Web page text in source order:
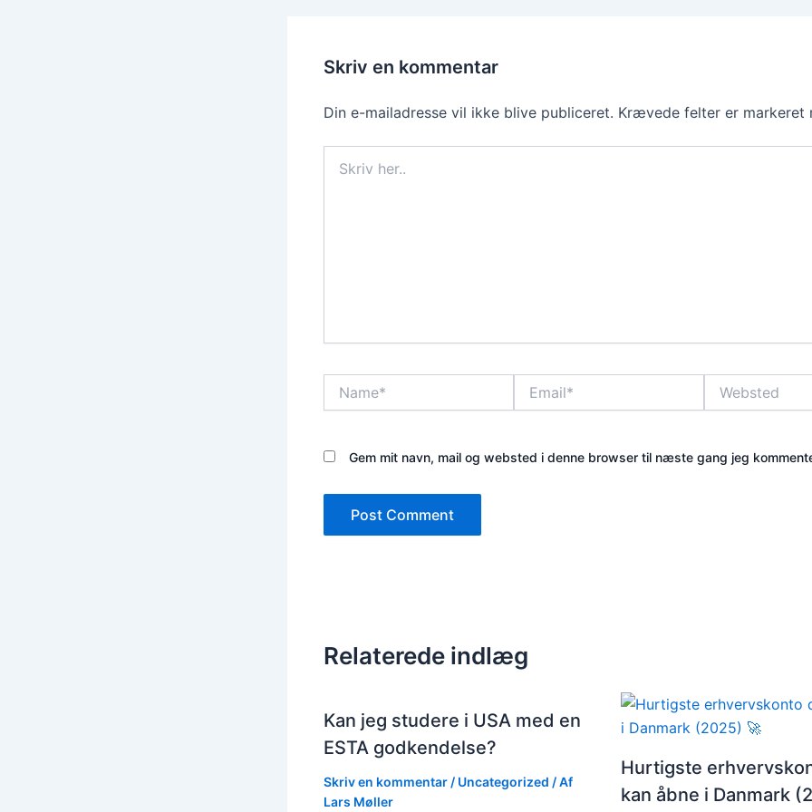
Skriv en kommentar
Din e-mailadresse vil ikke blive publiceret. Krævede felter er markeret
her..
Gem mit navn, mail og websted i denne browser til næste gang jeg
Relaterede indlæg
Kan jeg studere i USA med en
ESTA godkendelse?
Skriv en kommentar / Uncategorized / Af
Lars Møller
Hurtigste
kan åbne i Danmark